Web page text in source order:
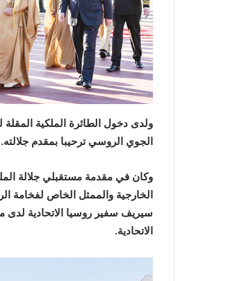
‬الجوي‭ ‬الروسي‭ ‬ترحيبا‭ ‬بمقدم‭ ‬جلالته‭.‬
‬الاتحادية‭.‬